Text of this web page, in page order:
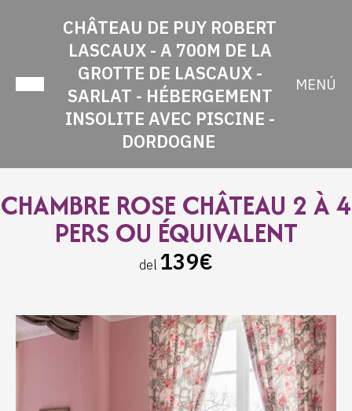
CHÂTEAU DE PUY ROBERT
LASCAUX - A 700M DE LA
GROTTE DE LASCAUX -
SARLAT - HÉBERGEMENT
INSOLITE AVEC PISCINE -
DORDOGNE
MENÚ
CHAMBRE ROSE CHÂTEAU 2 À 4
PERS OU ÉQUIVALENT
del 139€